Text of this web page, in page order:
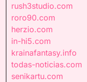
rush3studio.com
roro90.com
herzio.com
in-hi5.com
krainafantasy.info
todas-noticias.com
senikartu.com